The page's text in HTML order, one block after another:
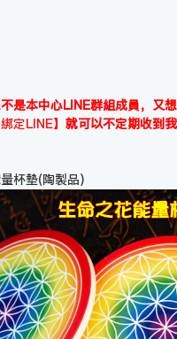
不是本中心LINE群組成員，又
定LINE】 就可以不定期收到
杯墊(陶製品)